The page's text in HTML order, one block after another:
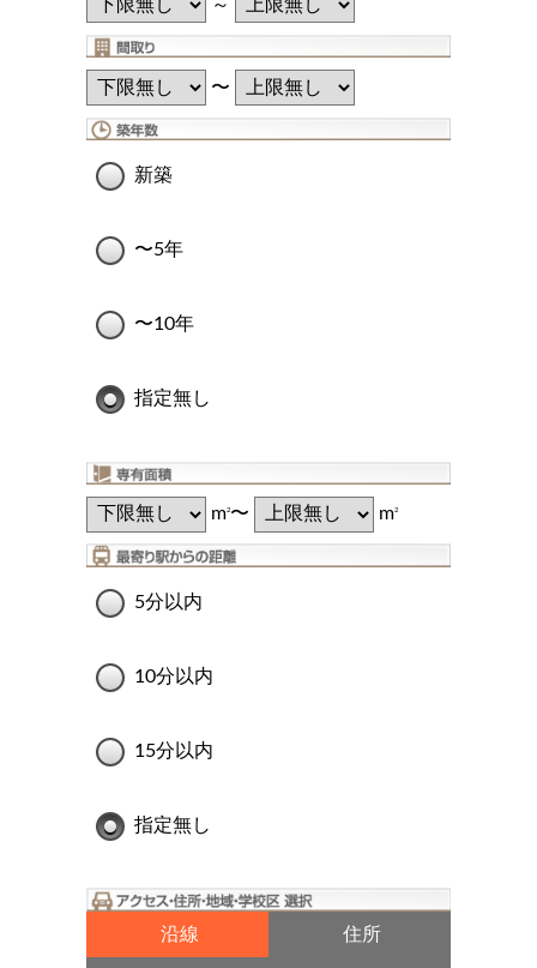
～
〜
新築
〜5年
〜10年
指定無し
m2〜 m2
5分以内
10分以内
15分以内
指定無し
沿線 住所